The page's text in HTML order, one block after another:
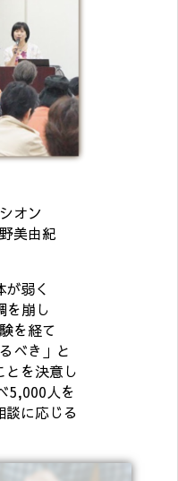
オン
美由紀
弱く
を崩し
を経て
べき」と
とを決意し
5,000人を
談に応じる